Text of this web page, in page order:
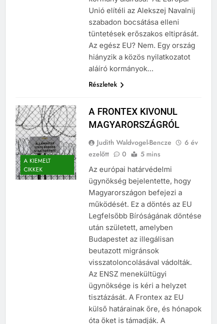
kormány aláírása. Az Európai
Unió elítéli az Alekszej Navalnij
szabadon bocsátása elleni
tüntetések erőszakos eltiprását.
Az egész EU? Nem. Egy ország
hiányzik a közös nyilatkozatot
A KIEMELT
CIKKEK
A FRONTEX KIVONUL
Judith Waldvogel-Bencze
Az európai határvédelmi
ügynökség bejelentette, hogy
Magyarországon befejezi a
működését. Ez a döntés az EU
Legfelsőbb Bíróságának döntése
után született, amelyben
Budapestet az illegálisan
beutazott migránsok
visszatoloncolásával vádolták.
Az ENSZ menekültügyi
ügynöksége is kéri a helyzet
tisztázását. A Frontex az EU
külső határainak őre, és hónapok